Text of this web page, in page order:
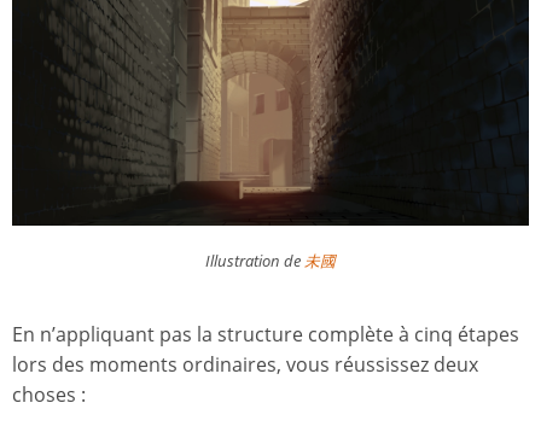
Illustration de未國
En n’appliquant pas la structure complète à cinq étapes
lors des moments ordinaires, vous réussissez deux
choses :